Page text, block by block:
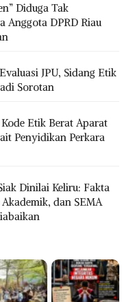
Diduga Tak
Anggota DPRD Riau
JPU, Sidang Etik
Sorotan
Etik Berat Aparat
Penyidikan Perkara
Dinilai Keliru: Fakta
dan SEMA